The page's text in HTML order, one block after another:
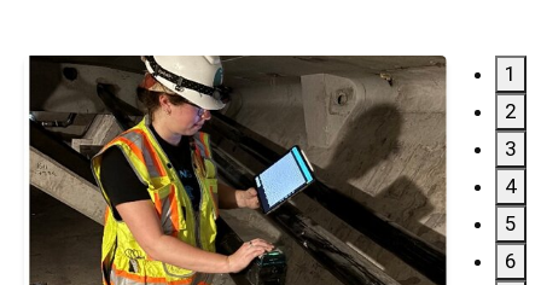
1
2
3
4
5
6